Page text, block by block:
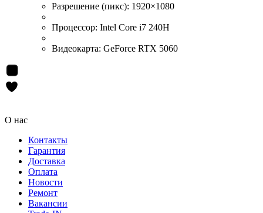
Разрешение (пикс): 1920×1080
Процессор: Intel Core i7 240H
Видеокарта: GeForce RTX 5060
О нас
Контакты
Гарантия
Доставка
Оплата
Новости
Ремонт
Вакансии